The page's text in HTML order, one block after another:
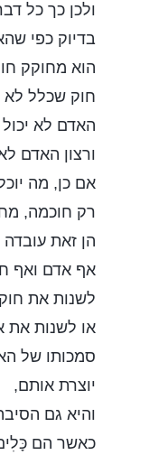
ולכן כך כל
בדיוק כפי
הוא מחוקק
חוק שכלל לא
האדם לא יכול
ורצון האדם לא
אם כן, מה
רק חוכמה,
הן זאת
אף אדם ואף
לשנות את
או לשנות את
סמכותו של
יוצרת אותם,
והיא גם
כאשר הם